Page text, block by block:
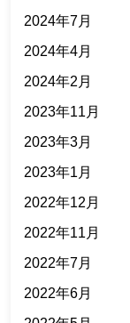
2024年7月
2024年4月
2024年2月
2023年11月
2023年3月
2023年1月
2022年12月
2022年11月
2022年7月
2022年6月